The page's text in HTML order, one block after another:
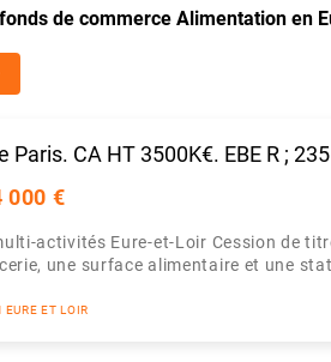
de commerce Alimentation en
Paris. CA HT 3500K€. EBE R ; 235
000 €
activités Eure-et-Loir Cession de
une surface alimentaire et une
ET LOIR